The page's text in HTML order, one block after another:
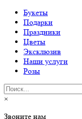
Букеты
Подарки
Праздники
Цветы
Эксклюзив
Наши услуги
Розы
×
Звоните нам